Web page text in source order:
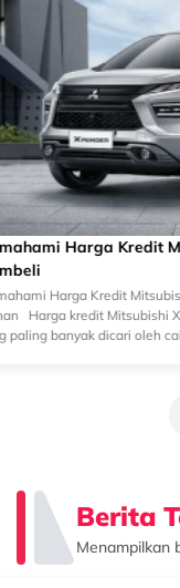
Dipertimbangkan
Mengapa Kendaraan
Perkembangan
semakin beragam.
semakin banyak k...
Berita
Menampilkan